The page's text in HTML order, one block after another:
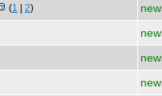
(1 2)